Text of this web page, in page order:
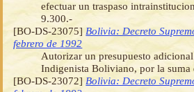
efectuar un traspaso
9.300.-
[BO-DS-23075] Bolivia: Decreto
febrero de 1992
Autorizar un presupuesto
Indigenista Boliviano, por la suma
[BO-DS-23072] Bolivia: Decreto